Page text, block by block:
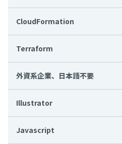
CloudFormation
Terraform
外資系企業、日本語不要
Illustrator
Javascript